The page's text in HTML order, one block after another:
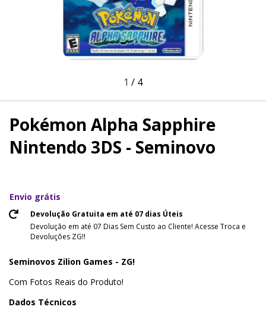
1 / 4
Pokémon Alpha Sapphire
Nintendo 3DS - Seminovo
Envio grátis
Devolução Gratuita em até 07 dias Úteis
Devolução em até 07 Dias Sem Custo ao Cliente! Acesse Troca e
Devoluções ZG!!
Seminovos Zilion Games - ZG!
Com Fotos Reais do Produto!
Dados Técnicos